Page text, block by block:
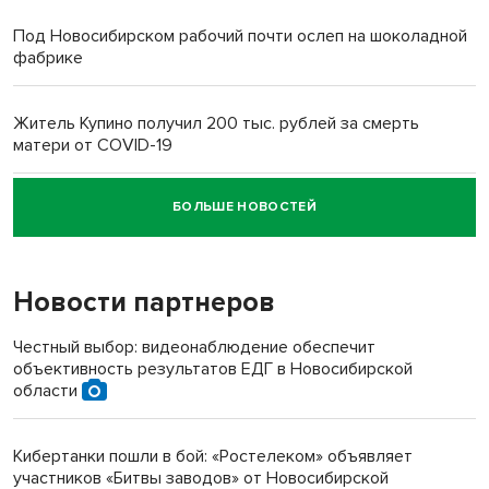
Под Новосибирском рабочий почти ослеп на шоколадной
фабрике
Житель Купино получил 200 тыс. рублей за смерть
матери от COVID-19
Новосибирский суд наказал водителя за смерть
пенсионерки на вокзале
БОЛЬШЕ НОВОСТЕЙ
Новости партнеров
Честный выбор: видеонаблюдение обеспечит
объективность результатов ЕДГ в Новосибирской
области
Кибертанки пошли в бой: «Ростелеком» объявляет
участников «Битвы заводов» от Новосибирской